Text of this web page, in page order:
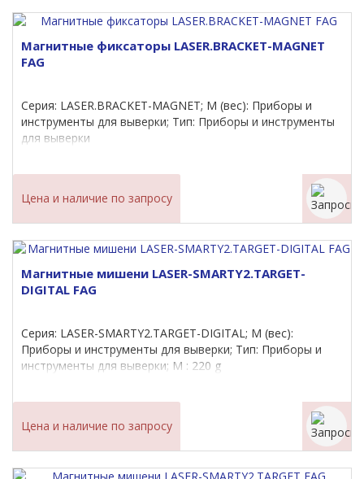
Магнитные фиксаторы LASER.BRACKET-MAGNET
FAG
Серия: LASER.BRACKET-MAGNET; M (вес): Приборы и
инструменты для выверки; Тип: Приборы и инструменты
для выверки
Цена и наличие по запросу
Магнитные мишени LASER-SMARTY2.TARGET-
DIGITAL FAG
Серия: LASER-SMARTY2.TARGET-DIGITAL; M (вес):
Приборы и инструменты для выверки; Тип: Приборы и
инструменты для выверки; M : 220 g
Цена и наличие по запросу